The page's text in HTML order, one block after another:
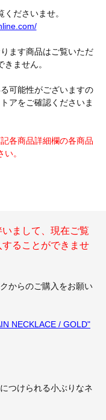
ださいませ。
ます商品はご覧いただ
ません。
可能性がございますの
アをご確認くださいま
各商品詳細欄の各商品
。
まして、現在ご覧
ることができませ
からのご購入をお願い
NECKLACE / GOLD"
つけられる小ぶりなネ